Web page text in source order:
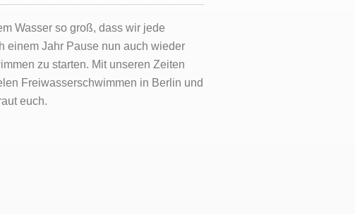
Wasser so groß, dass wir jede
einem Jahr Pause nun auch wieder
zu starten. Mit unseren Zeiten
Freiwasserschwimmen in Berlin und
euch.